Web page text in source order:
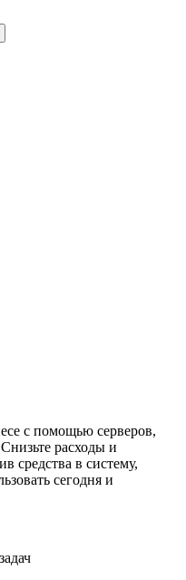
с помощью серверов,
расходы и
средства в систему,
сегодня и